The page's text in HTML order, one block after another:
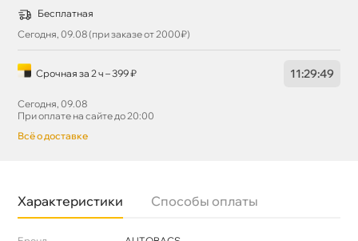
Бесплатная
Сегодня, 09.08 (при заказе от 2000₽)
Срочная за 2 ч – 399 ₽ 11:29:48
Сегодня, 09.08
При оплате на сайте до 20:00
сё о доставке
Характеристики Способы оплаты